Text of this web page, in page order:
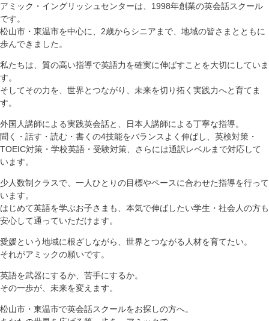
アミック・イングリッシュセンターは、1998年創業の英会話スクール
です。
松山市・東温市を中心に、2歳からシニアまで、地域の皆さまとともに
歩んできました。
私たちは、質の高い指導で英語力を確実に伸ばすことを大切にしていま
す。
そしてその力を、世界とつながり、未来を切り拓く実践力へと育てま
す。
外国人講師による実践英会話と、日本人講師による丁寧な指導。
聞く・話す・読む・書くの4技能をバランスよく伸ばし、英検対策・
TOEIC対策・学校英語・受験対策、さらには通訳レベルまで対応して
います。
少人数制クラスで、一人ひとりの目標やペースに合わせた指導を行って
います。
はじめて英語を学ぶお子さまも、本気で伸ばしたい学生・社会人の方も
安心して通っていただけます。
愛媛という地域に根ざしながら、世界とつながる人材を育てたい。
それがアミックの願いです。
英語を武器にするか、苦手にするか。
その一歩が、未来を変えます。
松山市・東温市で英会話スクールをお探しの方へ。